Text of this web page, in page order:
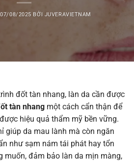
07/08/2025 BỞI JUVERAVIETNAM
đốt tàn nhang, làn da cần được
tàn nhang một cách cẩn thận để
hiệu quả thẩm mỹ bền vững.
giúp da mau lành mà còn ngăn
như sạm nám tái phát hay tổn
muốn, đảm bảo làn da mịn màng,